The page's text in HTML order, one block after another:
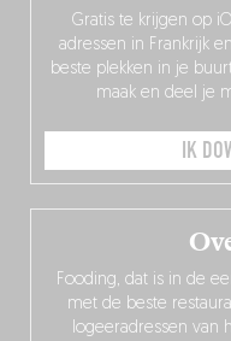
Fooding, dat is in de
met de beste
logeeradressen van
Gratis te krijgen op
adressen in Frankrijk
beste plekken in je
maak en deel je
IK